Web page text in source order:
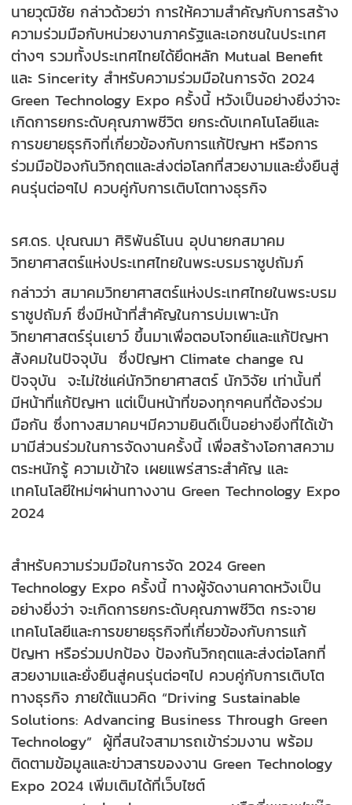
นายวุฒิชัย กล่าวด้วยว่า การให้ความสำคัญกับการสร้าง
ความร่วมมือกับหน่วยงานภาครัฐและเอกชนในประเทศ
ต่างๆ รวมทั้งประเทศไทยได้ยึดหลัก Mutual Benefit
และ Sincerity สำหรับความร่วมมือในการจัด 2024
Green Technology Expo ครั้งนี้ หวังเป็นอย่างยิ่งว่าจะ
เกิดการยกระดับคุณภาพชีวิต ยกระดับเทคโนโลยีและ
การขยายธุรกิจที่เกี่ยวข้องกับการแก้ปัญหา หรือการ
ร่วมมือป้องกันวิกฤตและส่งต่อโลกที่สวยงามและยั่งยืนสู่
คนรุ่นต่อๆไป ควบคู่กับการเติบโตทางธุรกิจ
รศ.ดร. ปุณณมา ศิริพันธ์โนน อุปนายกสมาคม
วิทยาศาสตร์แห่งประเทศไทยในพระบรมราชูปถัมภ์
กล่าวว่า สมาคมวิทยาศาสตร์แห่งประเทศไทยในพระบรม
ราชูปถัมภ์ ซึ่งมีหน้าที่สำคัญในการบ่มเพาะนัก
วิทยาศาสตร์รุ่นเยาว์ ขึ้นมาเพื่อตอบโจทย์และแก้ปัญหา
สังคมในปัจจุบัน ซึ่งปัญหา Climate change ณ
ปัจจุบัน จะไม่ใช่แค่นักวิทยาศาสตร์ นักวิจัย เท่านั้นที่
มีหน้าที่แก้ปัญหา แต่เป็นหน้าที่ของทุกๆคนที่ต้องร่วม
มือกัน ซึ่งทางสมาคมฯมีความยินดีเป็นอย่างยิ่งที่ได้เข้า
มามีส่วนร่วมในการจัดงานครั้งนี้ เพื่อสร้างโอกาสความ
ตระหนักรู้ ความเข้าใจ เผยแพร่สาระสำคัญ และ
เทคโนโลยีใหม่ๆผ่านทางงาน Green Technology Expo
2024
สำหรับความร่วมมือในการจัด 2024 Green
Technology Expo ครั้งนี้ ทางผู้จัดงานคาดหวังเป็น
อย่างยิ่งว่า จะเกิดการยกระดับคุณภาพชีวิต กระจาย
เทคโนโลยีและการขยายธุรกิจที่เกี่ยวข้องกับการแก้
ปัญหา หรือร่วมปกป้อง ป้องกันวิกฤตและส่งต่อโลกที่
สวยงามและยั่งยืนสู่คนรุ่นต่อๆไป ควบคู่กับการเติบโต
ทางธุรกิจ ภายใต้แนวคิด “Driving Sustainable
Solutions: Advancing Business Through Green
Technology” ผู้ที่สนใจสามารถเข้าร่วมงาน พร้อม
ติดตามข้อมูลและข่าวสารของงาน Green Technology
Expo 2024 เพิ่มเติมได้ที่เว็บไซต์